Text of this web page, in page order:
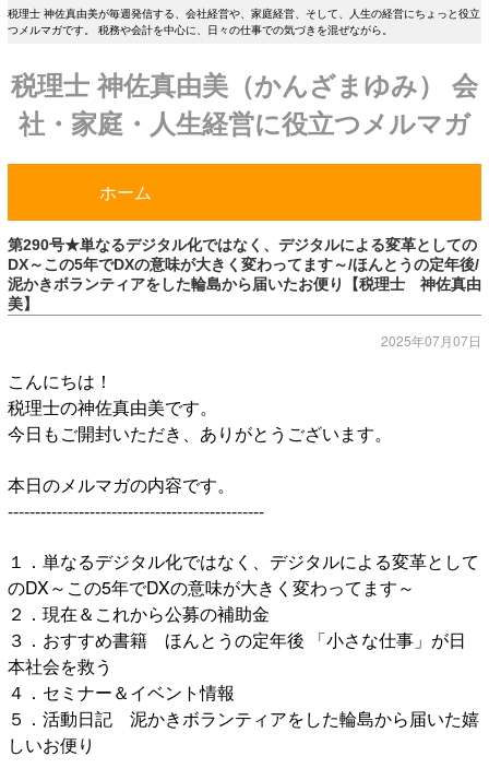
税理士 神佐真由美が毎週発信する、会社経営や、家庭経営、そして、人生の経営にちょっと役立
つメルマガです。 税務や会計を中心に、日々の仕事での気づきを混ぜながら。
税理士 神佐真由美（かんざまゆみ） 会
社・家庭・人生経営に役立つメルマガ
ホーム
第290号★単なるデジタル化ではなく、デジタルによる変革としての
DX～この5年でDXの意味が大きく変わってます～/ほんとうの定年後/
泥かきボランティアをした輪島から届いたお便り【税理士 神佐真由
美】
2025年07月07日
こんにちは！
税理士の神佐真由美です。
今日もご開封いただき、ありがとうございます。
本日のメルマガの内容です。
-----------------------------------------------
１．単なるデジタル化ではなく、デジタルによる変革として
のDX～この5年でDXの意味が大きく変わってます～
２．現在＆これから公募の補助金
３．おすすめ書籍 ほんとうの定年後 「小さな仕事」が日
本社会を救う
４．セミナー＆イベント情報
５．活動日記 泥かきボランティアをした輪島から届いた嬉
しいお便り